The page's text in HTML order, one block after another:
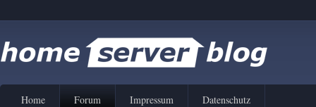
Home Forum Impressum Datenschutz